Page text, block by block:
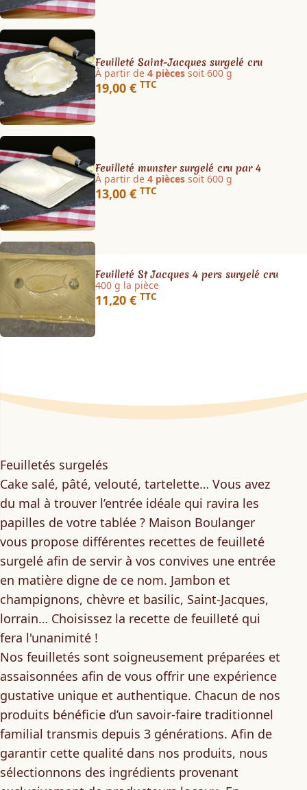
Feuilleté Saint-Jacques surgelé cru
À partir de 4 piècessoit 600 g
19,00 € TTC
Feuilleté munster surgelé cru par 4
À partir de 4 piècessoit 600 g
13,00 € TTC
Feuilleté St Jacques 4 pers surgelé cru
400 g la pièce
11,20 € TTC
Feuilletés surgelés
Cake salé, pâté, velouté, tartelette… Vous avez
du mal à trouver l’entrée idéale qui ravira les
papilles de votre tablée ? Maison Boulanger
vous propose différentes recettes de feuilleté
surgelé afin de servir à vos convives une entrée
en matière digne de ce nom. Jambon et
champignons, chèvre et basilic, Saint-Jacques,
lorrain… Choisissez la recette de feuilleté qui
fera l'unanimité !
Nos feuilletés sont soigneusement préparées et
assaisonnées afin de vous offrir une expérience
gustative unique et authentique. Chacun de nos
produits bénéficie d’un savoir-faire traditionnel
familial transmis depuis 3 générations. Afin de
garantir cette qualité dans nos produits, nous
sélectionnons des ingrédients provenant